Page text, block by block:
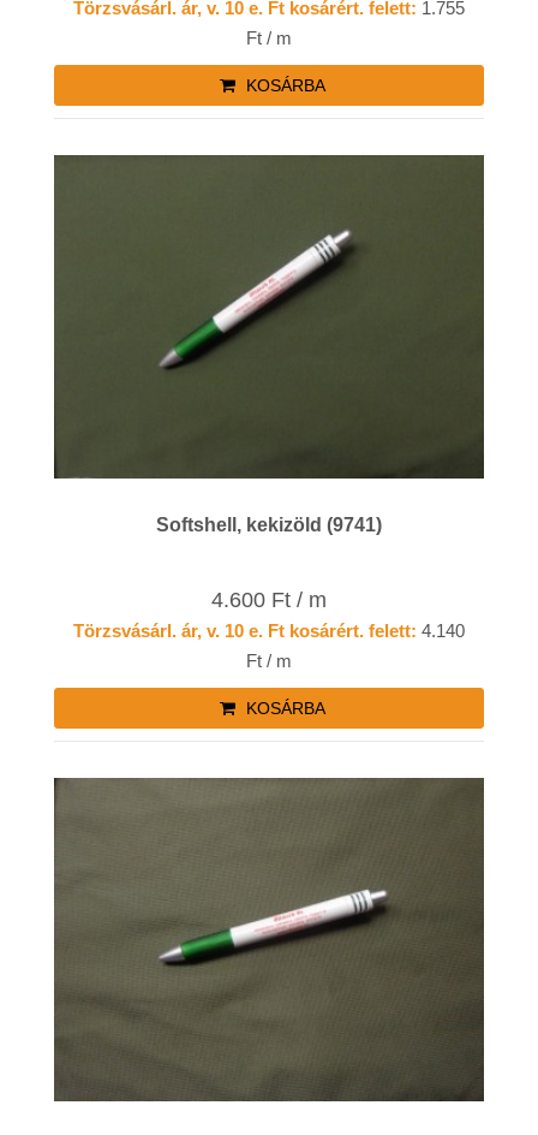
Törzsvásárl. ár, v. 10 e. Ft kosárért. felett: 1.755
Ft / m
KOSÁRBA
Softshell, kekizöld (9741)
4.600 Ft / m
Törzsvásárl. ár, v. 10 e. Ft kosárért. felett: 4.140
Ft / m
KOSÁRBA